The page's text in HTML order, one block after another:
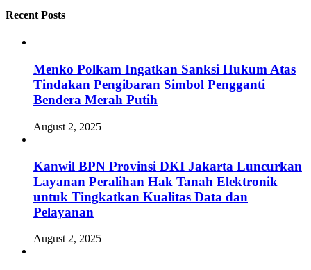
Recent Posts
Menko Polkam Ingatkan Sanksi Hukum Atas
Tindakan Pengibaran Simbol Pengganti
Bendera Merah Putih
August 2, 2025
Kanwil BPN Provinsi DKI Jakarta Luncurkan
Layanan Peralihan Hak Tanah Elektronik
untuk Tingkatkan Kualitas Data dan
Pelayanan
August 2, 2025